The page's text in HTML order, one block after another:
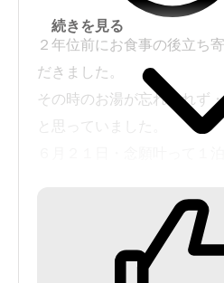
２年位前にお食事の後立ち
だきました。
その時のお湯が忘れられず
と思っていました。
立ち寄りの時には入ること
にある貸切の「千寿の湯」
続きを見る